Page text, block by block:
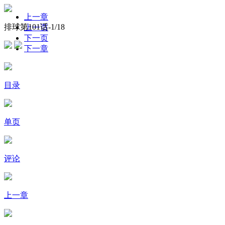
排球第101话-1/18
上一章
上一页
下一页
下一章
目录
单页
评论
上一章